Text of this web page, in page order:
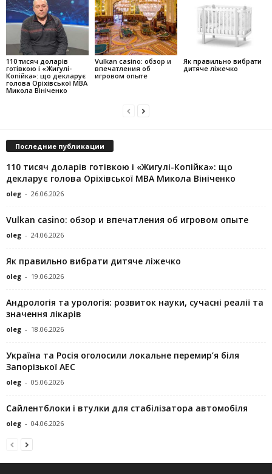
110 тисяч доларів
готівкою і «Жигулі-
Копійка»: що декларує
голова Оріхівської МВА
Микола Вініченко
Vulkan casino: обзор и
впечатления об
игровом опыте
Як правильно вибрати
дитяче ліжечко
Последние публикации
110 тисяч доларів готівкою і «Жигулі-Копійка»: що
декларує голова Оріхівської МВА Микола Вініченко
oleg - 26.06.2026
Vulkan casino: обзор и впечатления об игровом опыте
oleg - 24.06.2026
Як правильно вибрати дитяче ліжечко
oleg - 19.06.2026
Андрологія та урологія: розвиток науки, сучасні реалії та
значення лікарів
oleg - 18.06.2026
Україна та Росія оголосили локальне перемир’я біля
Запорізької АЕС
oleg - 05.06.2026
Сайлентблоки і втулки для стабілізатора автомобіля
oleg - 04.06.2026